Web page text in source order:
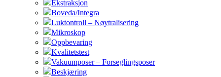
Ekstraksjon
Boveda/Integra
Luktontroll – Nøytralisering
Mikroskop
Oppbevaring
Kvalitetstest
Vakuumposer – Forseglingsposer
Beskjæring